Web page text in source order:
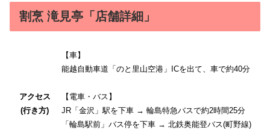
割烹 滝見亭「店舗詳細」
アクセス
(行き方)
【車】
能越自動車道「のと里山空港」ICを出て、車で約40分
【電車・バス】
JR「金沢」駅を下車 → 輪島特急バスで約2時間25分
「輪島駅前」バス停を下車 → 北鉄奥能登バス(町野線)